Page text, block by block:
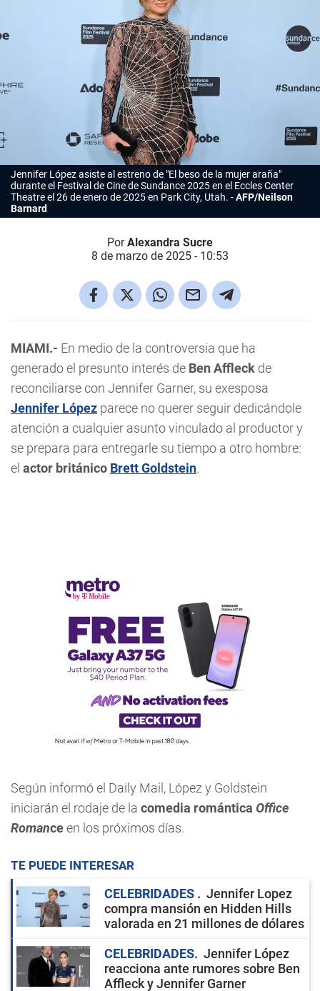
Jennifer Lópezasiste al estreno de "El beso de la mujer araña"
durante el Festival de Cine de Sundance 2025 en el Eccles Center
Theatre el 26 de enero de 2025 en Park City, Utah.
AFP/Neilson
Barnard
PorAlexandra Sucre
8 de marzo de 2025 - 10:53
MIAMI.- En medio de la controversia que ha
generado el presunto interés de Ben Affleck de
reconciliarse con Jennifer Garner, su exesposa
Jennifer López parece no querer seguir dedicándole
atención a cualquier asunto vinculado al productor y
se prepara para entregarle su tiempo a otro hombre:
el actor británico Brett Goldstein.
Según informó el Daily Mail, López y Goldstein
iniciarán el rodaje de la comedia romántica Office
Romanceen los próximos días.
TE PUEDE INTERESAR
CELEBRIDADES
Jennifer Lopez
compra mansión en Hidden Hills
valorada en 21 millones de dólares
CELEBRIDADES
Jennifer López
reacciona ante rumores sobre Ben
Affleck y Jennifer Garner